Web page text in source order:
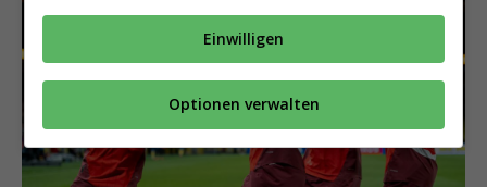
Einwilligen
Optionen verwalten